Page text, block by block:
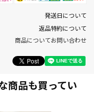
発送日について
返品特約について
商品についてお問い合わせ
商品も買ってい